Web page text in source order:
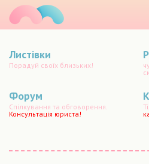
Листівки
Порадуй своїх близьких!
Форум
Спілкування та обговорення.
Консультація юриста!